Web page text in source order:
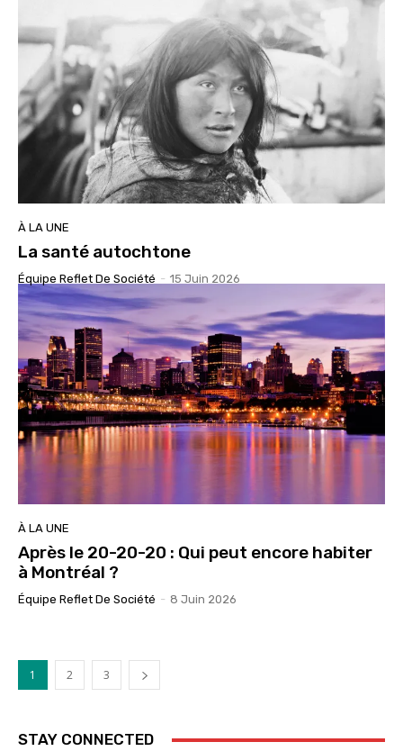
À LA UNE
La santé autochtone
Équipe Reflet De Société - 15 Juin 2026
À LA UNE
Après le 20-20-20 : Qui peut encore habiter
à Montréal ?
Équipe Reflet De Société - 8 Juin 2026
1 2 3
STAY CONNECTED